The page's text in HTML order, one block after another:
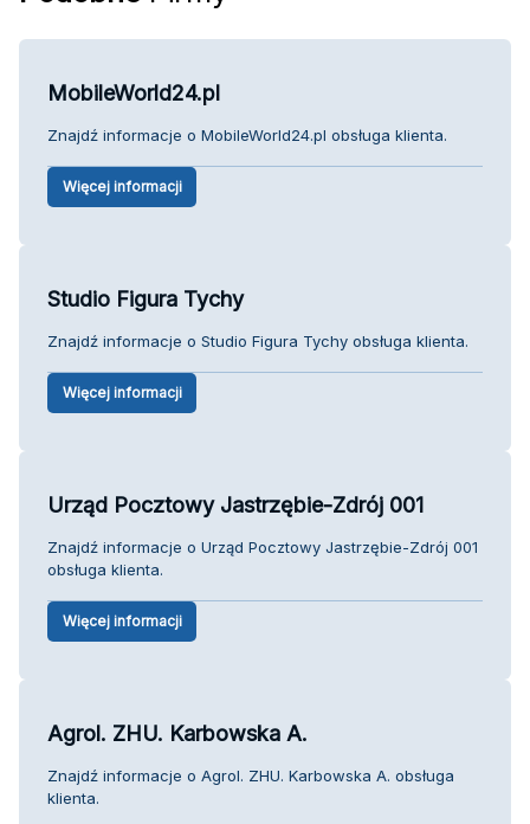
MobileWorld24.pl
Znajdź informacje o MobileWorld24.pl obsługa klienta.
Więcej informacji
Studio Figura Tychy
Znajdź informacje o Studio Figura Tychy obsługa klienta.
Więcej informacji
Urząd Pocztowy Jastrzębie-Zdrój 001
Znajdź informacje o Urząd Pocztowy Jastrzębie-Zdrój 001
obsługa klienta.
Więcej informacji
Agrol. ZHU. Karbowska A.
Znajdź informacje o Agrol. ZHU. Karbowska A. obsługa
klienta.